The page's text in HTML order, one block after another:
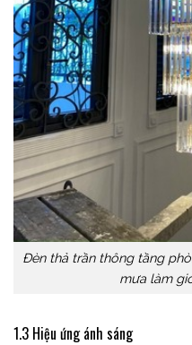
Đèn thả trần thông tầng
mưa làm
1.3 Hiệu ứng ánh sáng